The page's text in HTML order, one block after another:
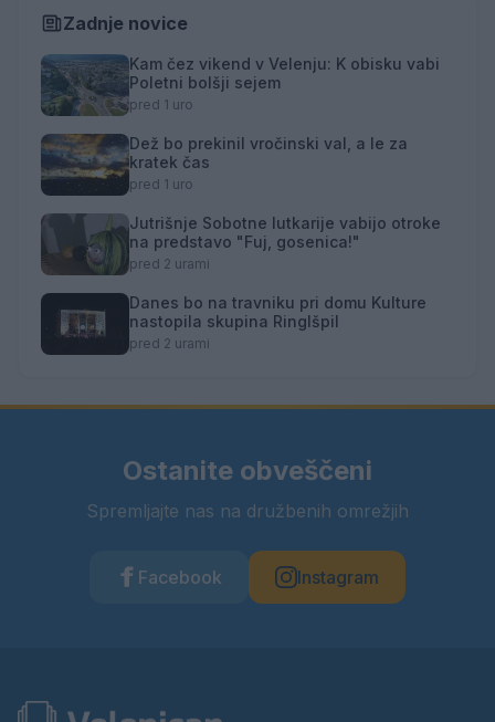
Zadnje novice
Kam čez vikend v Velenju: K obisku vabi
Poletni bolšji sejem
pred 1 uro
Dež bo prekinil vročinski val, a le za
kratek čas
pred 1 uro
Jutrišnje Sobotne lutkarije vabijo otroke
na predstavo "Fuj, gosenica!"
pred 2 urami
Danes bo na travniku pri domu Kulture
nastopila skupina Ringlšpil
pred 2 urami
Ostanite obveščeni
Spremljajte nas na družbenih omrežjih
Facebook Instagram